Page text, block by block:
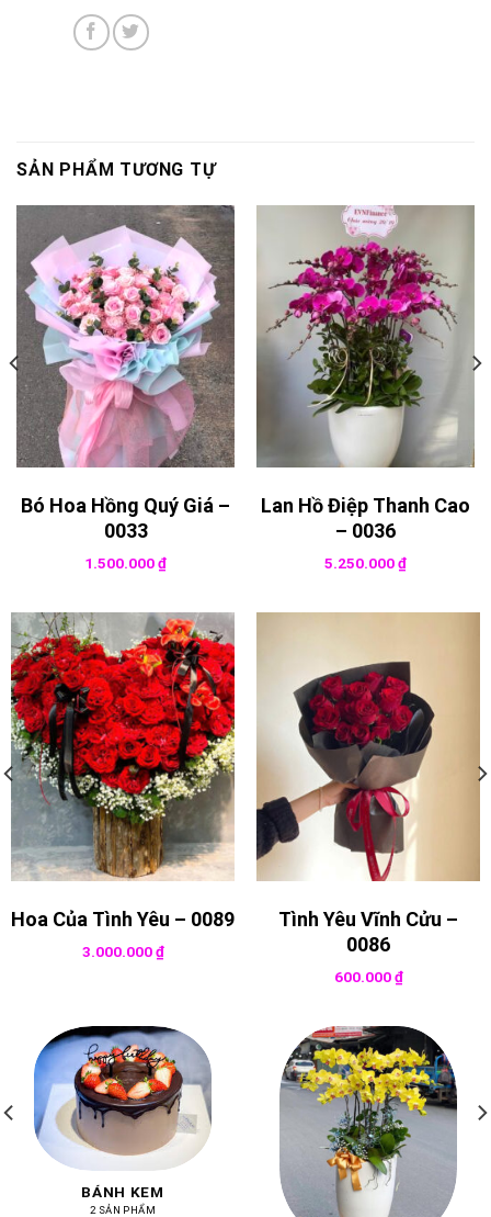
SẢN PHẨM TƯƠNG TỰ
Bó Hoa Hồng Quý Giá –
0033
1.500.000₫
Lan Hồ Điệp Thanh Cao
– 0036
5.250.000₫
Hoa Của Tình Yêu – 0089
3.000.000₫
Tình Yêu Vĩnh Cửu –
0086
600.000₫
BÁNH KEM
2 SẢN PHẨM